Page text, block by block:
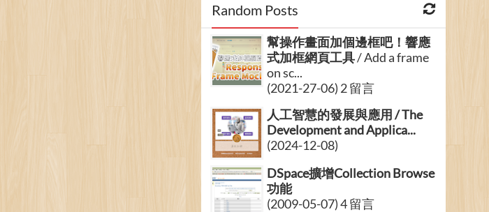
Random Posts
幫操作畫面加個邊框吧！響應
式加框網頁工具/ Add a frame
on sc...
(2021-27-06) 2 留言
人工智慧的發展與應用 / The
Development and Applica...
(2024-12-08)
DSpace擴增Collection Browse
功能
(2009-05-07) 4 留言